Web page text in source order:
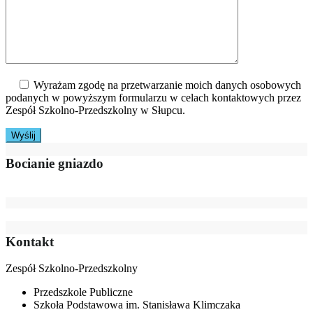
Wyrażam zgodę na przetwarzanie moich danych osobowych
podanych w powyższym formularzu w celach kontaktowych przez
Zespół Szkolno-Przedszkolny w Słupcu.
Bocianie gniazdo
Kontakt
Zespół Szkolno-Przedszkolny
Przedszkole Publiczne
Szkoła Podstawowa im. Stanisława Klimczaka